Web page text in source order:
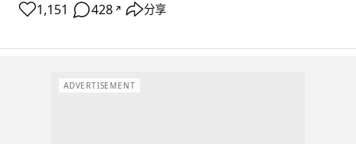
1,151 428 ↗ 分享
ADVERTISEMENT